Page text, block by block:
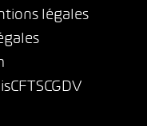
légales
CFTSCGDV